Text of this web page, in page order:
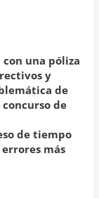
una póliza
y
de
de
de tiempo
más